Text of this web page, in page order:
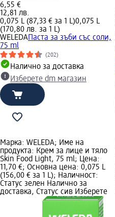
6,55 €
12,81 лв.
0,075 L (87,33 € за 1 L)0,075 L
(170,80 лв. за 1 L)
WELEDA Паста за зъби със соли,
75 ml
(202)
Налично за доставка
Изберете dm магазин
Марка: WELEDA; Име на
продукта: Крем за лице и тяло
Skin Food Light, 75 ml; Цена:
11,70 €; Основна цена: 0,075 L
(156,00 € за 1 L); Наличност:
Статус зелен Налично за
доставка, Статус сив Изберете